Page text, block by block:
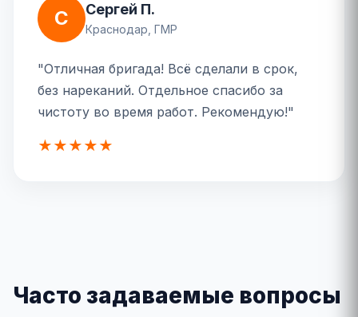
С Сергей П.
Краснодар, ГМР
"Отличная бригада! Всё сделали в срок,
без нареканий. Отдельное спасибо за
чистоту во время работ. Рекомендую!"
★★★★★
Часто задаваемые вопросы